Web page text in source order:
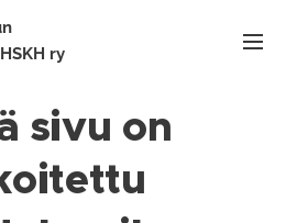
ry
sivu on